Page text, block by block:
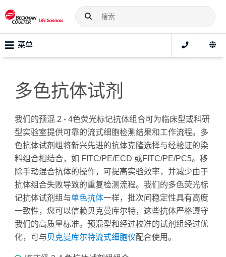
菜单
多色抗体试剂
我们的预混 2 - 4色荧光标记抗体组合可为临床型或科研
型实验室提供可靠的流式细胞检测结果和工作流程。多
色抗体试剂组将新兴先进的抗体克隆选择与经验证的染
料组合相结合，如 FITC/PE/ECD 或FITC/PE/PC5。移
除手动混合抗体的操作，可提高实验效率，并减少由于
抗体组合失败导致的重复检测流程。我们的多色荧光标
记抗体试剂组与单色抗体一样，批次间稳定性具有高度
一致性，您可以信赖贝克曼库尔特，这些抗体严格遵守
我们的高质量标准。预混型和经过校准的试剂组经过优
化，可与贝克曼库尔特流式细胞仪配合使用。